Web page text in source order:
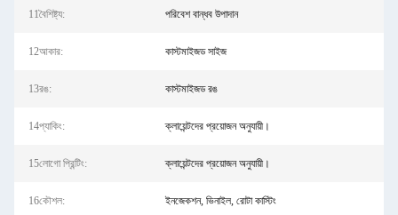
11বৈশিষ্ট্য: পরিবেশ বান্ধব উপাদান
12আকার: কাস্টমাইজড সাইজ
13রঙ: কাস্টমাইজড রঙ
14প্যাকিং: ক্লায়েন্টদের প্রয়োজন অনুযায়ী।
15লোগো প্রিন্টিং: ক্লায়েন্টদের প্রয়োজন অনুযায়ী।
16কৌশল: ইনজেকশন, ভিনাইল, রোটা কাস্টিং